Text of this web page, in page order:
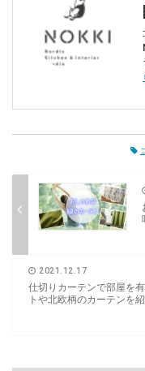
2021.12.17
仕切りカーテンで部屋を
トや北欧柄のカーテンを